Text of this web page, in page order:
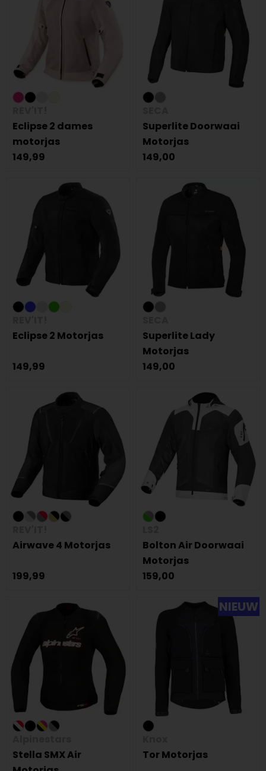
Eclipse 2 dames
motorjas
149,99
Superlite Doorwaai
Motorjas
149,00
Eclipse 2 Motorjas
149,99
Superlite Lady
Motorjas
149,00
Airwave 4 Motorjas
199,99
Bolton Air Doorwaai
Motorjas
159,00
Stella SMX Air
NIEUW
Tor Motorjas